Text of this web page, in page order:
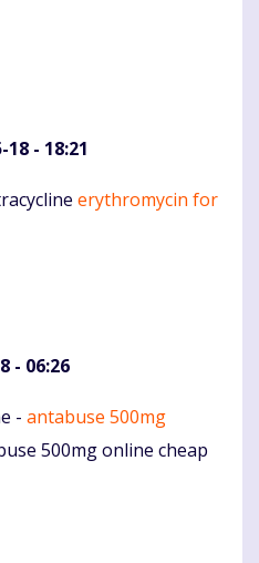
18 - 18:21
erythromycin for
- 06:26
- antabuse 500mg
500mg online cheap